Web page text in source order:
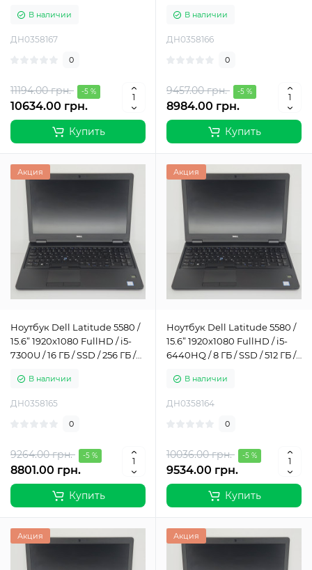
А-
В наличии
ДН0358167
0
11194.00 грн. -5 %
10634.00 грн.
Купить
А-
В наличии
ДН0358166
0
9457.00 грн. -5 %
8984.00 грн.
Купить
Акция
Ноутбук Dell Latitude 5580 /
15.6” 1920x1080 FullHD / i5-
7300U / 16 ГБ / SSD / 256 ГБ /
А-
В наличии
ДН0358165
0
9264.00 грн. -5 %
8801.00 грн.
Купить
Акция
Ноутбук Dell Latitude 5580 /
15.6” 1920x1080 FullHD / i5-
6440HQ / 8 ГБ / SSD / 512 ГБ /
В наличии
ДН0358164
0
10036.00 грн. -5 %
9534.00 грн.
Купить
Акция Акция